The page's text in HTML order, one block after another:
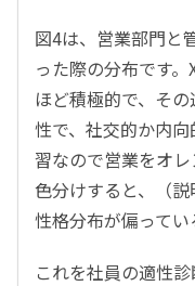
図4は、営業部門と
った際の分布です
ほど積極的で、そ
性で、社交的か内
習なので営業をオ
色分けすると、（
性格分布が偏ってい
これを社員の適性